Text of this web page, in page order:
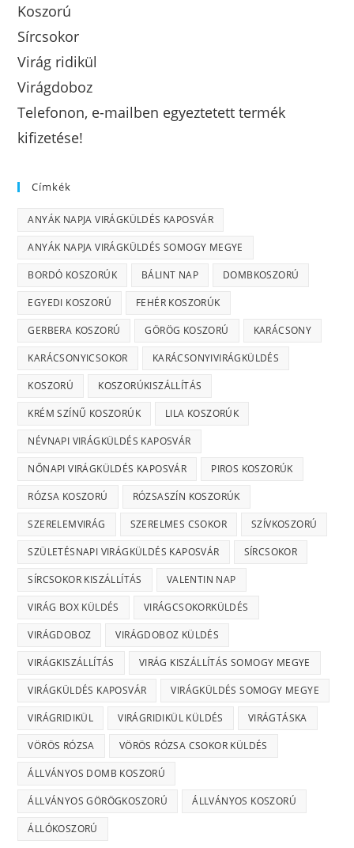
Koszorú
Sírcsokor
Virág ridikül
Virágdoboz
Telefonon, e-mailben egyeztetett termék
kifizetése!
Címkék
ANYÁK NAPJA VIRÁGKÜLDÉS KAPOSVÁR
ANYÁK NAPJA VIRÁGKÜLDÉS SOMOGY MEGYE
BORDÓ KOSZORÚK BÁLINT NAP DOMBKOSZORÚ
EGYEDI KOSZORÚ FEHÉR KOSZORÚK
GERBERA KOSZORÚ GÖRÖG KOSZORÚ KARÁCSONY
KARÁCSONYICSOKOR KARÁCSONYIVIRÁGKÜLDÉS
KOSZORÚ KOSZORÚKISZÁLLÍTÁS
KRÉM SZÍNŰ KOSZORÚK LILA KOSZORÚK
NÉVNAPI VIRÁGKÜLDÉS KAPOSVÁR
NŐNAPI VIRÁGKÜLDÉS KAPOSVÁR PIROS KOSZORÚK
RÓZSA KOSZORÚ RÓZSASZÍN KOSZORÚK
SZERELEMVIRÁG SZERELMES CSOKOR SZÍVKOSZORÚ
SZÜLETÉSNAPI VIRÁGKÜLDÉS KAPOSVÁR SÍRCSOKOR
SÍRCSOKOR KISZÁLLÍTÁS VALENTIN NAP
VIRÁG BOX KÜLDÉS VIRÁGCSOKORKÜLDÉS
VIRÁGDOBOZ VIRÁGDOBOZ KÜLDÉS
VIRÁGKISZÁLLÍTÁS VIRÁG KISZÁLLÍTÁS SOMOGY MEGYE
VIRÁGKÜLDÉS KAPOSVÁR VIRÁGKÜLDÉS SOMOGY MEGYE
VIRÁGRIDIKÜL VIRÁGRIDIKÜL KÜLDÉS VIRÁGTÁSKA
VÖRÖS RÓZSA VÖRÖS RÓZSA CSOKOR KÜLDÉS
ÁLLVÁNYOS DOMB KOSZORÚ
ÁLLVÁNYOS GÖRÖGKOSZORÚ ÁLLVÁNYOS KOSZORÚ
ÁLLÓKOSZORÚ